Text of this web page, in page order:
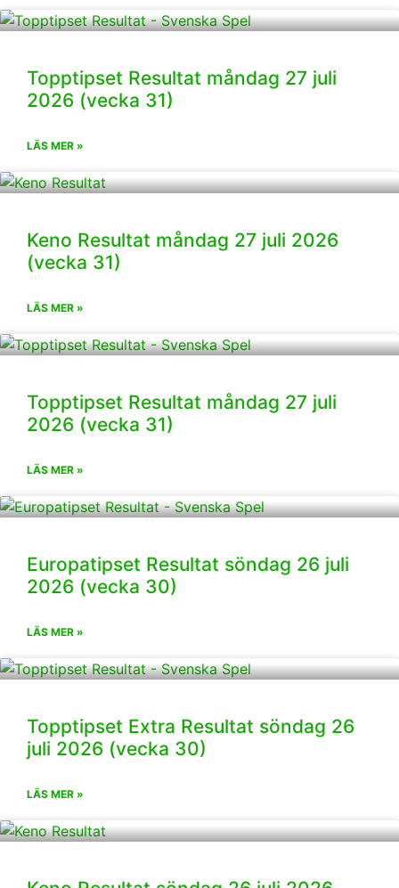
Topptipset Resultat måndag 27 juli
2026 (vecka 31)
LÄS MER »
Keno Resultat måndag 27 juli 2026
(vecka 31)
LÄS MER »
Topptipset Resultat måndag 27 juli
2026 (vecka 31)
LÄS MER »
Europatipset Resultat söndag 26 juli
2026 (vecka 30)
LÄS MER »
Topptipset Extra Resultat söndag 26
juli 2026 (vecka 30)
LÄS MER »